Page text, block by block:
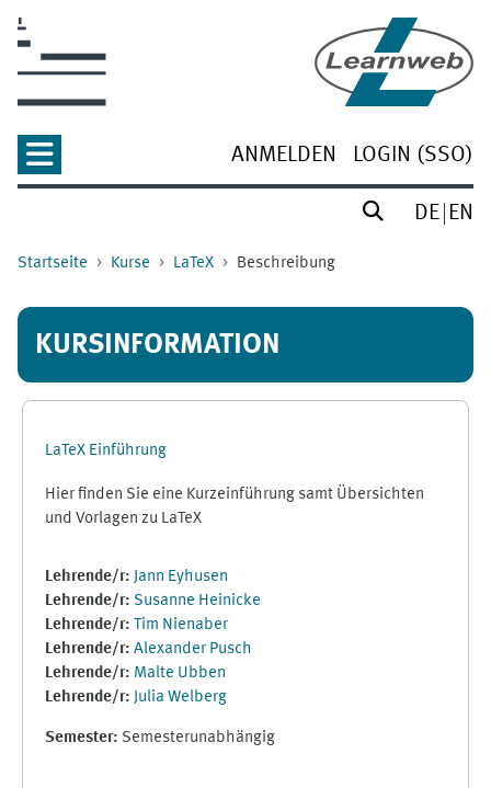
ANMELDEN LOGIN (SSO)
DE EN
Startseite Kurse LaTeX Beschreibung
KURSINFORMATION
LaTeX Einführung
Hier finden Sie eine Kurzeinführung samt Übersichten
und Vorlagen zu LaTeX
Lehrende/r: Jann Eyhusen
Lehrende/r: Susanne Heinicke
Lehrende/r: Tim Nienaber
Lehrende/r: Alexander Pusch
Lehrende/r: Malte Ubben
Lehrende/r: Julia Welberg
Semester: Semesterunabhängig